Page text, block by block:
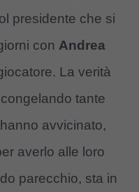
presidente che si
con Andrea
La verità
tante
avvicinato,
averlo alle loro
parecchio, sta in